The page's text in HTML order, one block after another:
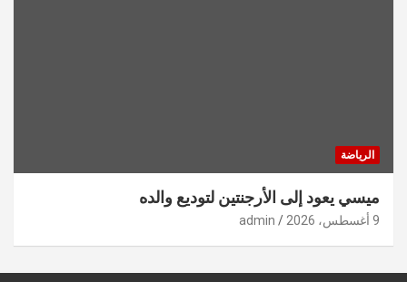
الرياضة
ميسي يعود إلى الأرجنتين لتوديع والده
9 أغسطس، 2026 admin